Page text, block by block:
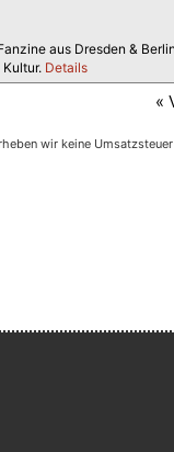
aus Dresden &
Details
«
wir keine